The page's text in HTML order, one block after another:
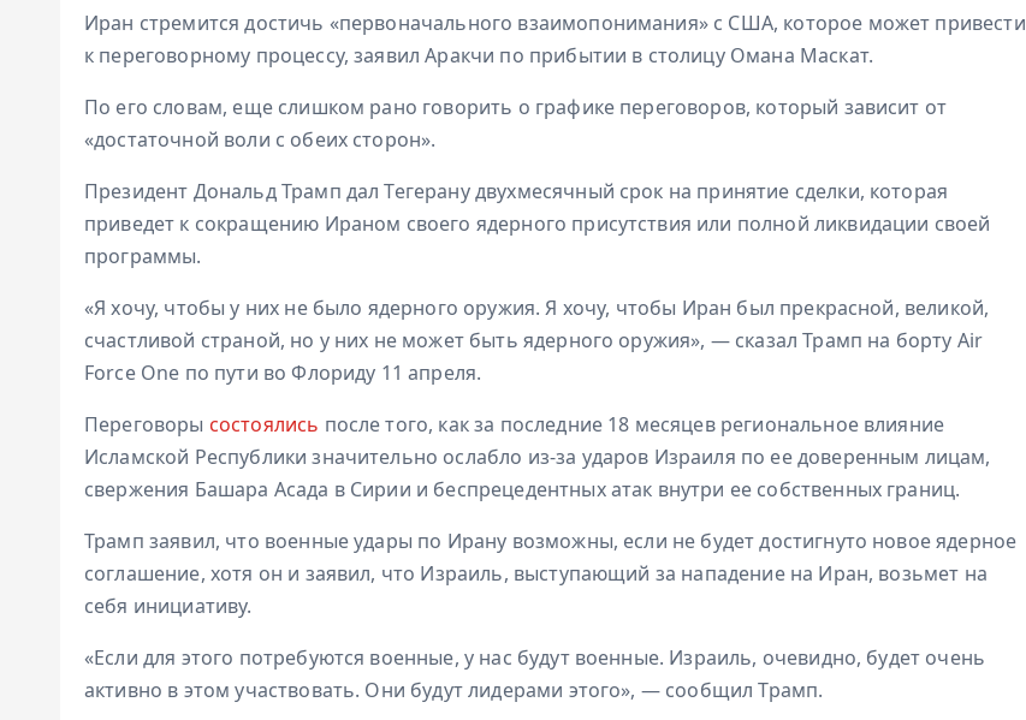
Иран стремится достичь «первоначального взаимопонимания» с США, которое может привести
к переговорному процессу, заявил Аракчи по прибытии в столицу Омана Маскат.
По его словам, еще слишком рано говорить о графике переговоров, который зависит от
«достаточной воли с обеих сторон».
Президент Дональд Трамп дал Тегерану двухмесячный срок на принятие сделки, которая
приведет к сокращению Ираном своего ядерного присутствия или полной ликвидации своей
программы.
«Я хочу, чтобы у них не было ядерного оружия. Я хочу, чтобы Иран был прекрасной, великой,
счастливой страной, но у них не может быть ядерного оружия», — сказал Трамп на борту Air
Force One по пути во Флориду 11 апреля.
Переговоры состоялись после того, как за последние 18 месяцев региональное влияние
Исламской Республики значительно ослабло из-за ударов Израиля по ее доверенным лицам,
свержения Башара Асада в Сирии и беспрецедентных атак внутри ее собственных границ.
Трамп заявил, что военные удары по Ирану возможны, если не будет достигнуто новое ядерное
соглашение, хотя он и заявил, что Израиль, выступающий за нападение на Иран, возьмет на
себя инициативу.
«Если для этого потребуются военные, у нас будут военные. Израиль, очевидно, будет очень
активно в этом участвовать. Они будут лидерами этого», — сообщил Трамп.